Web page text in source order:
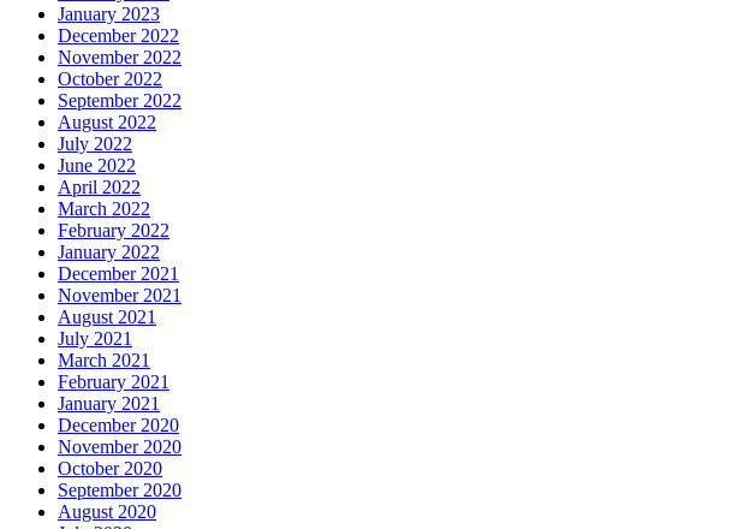
January 2023
December 2022
November 2022
October 2022
September 2022
August 2022
July 2022
June 2022
April 2022
March 2022
February 2022
January 2022
December 2021
November 2021
August 2021
July 2021
March 2021
February 2021
January 2021
December 2020
November 2020
October 2020
September 2020
August 2020